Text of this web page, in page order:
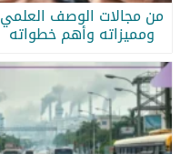
من مجالات الوصف العلمي
ومميزاته وأهم خطواته